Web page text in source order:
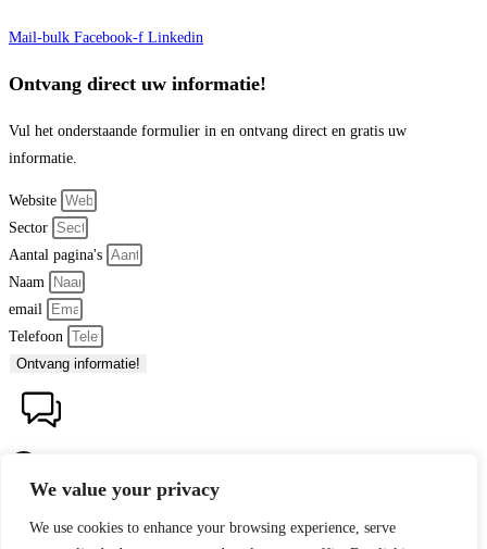
We value your privacy
We use cookies to enhance your browsing experience, serve
Mail-bulk Facebook-f Linkedin
Ontvang direct uw informatie!
Vul het onderstaande formulier in en ontvang direct en gratis uw
informatie.
Website
Sector
Aantal pagina's
Naam
email
Telefoon
Ontvang informatie!
Hallo 👋, welkom bij
Webdesign By Hand
Vragen over webdesign of onderhoud?